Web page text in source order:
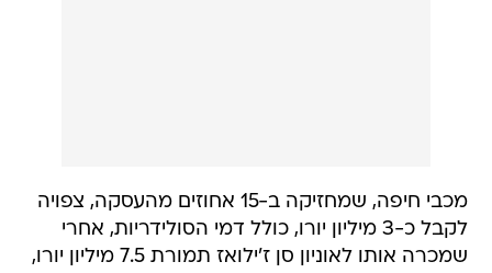
מכבי חיפה, שמחזיקה ב-15 אחוזים מהעסקה, צפויה
לקבל כ-3 מיליון יורו, כולל דמי הסולידריות, אחרי
שמכרה אותו לאוניון סן ז'ילואז תמורת 7.5 מיליון יורו,